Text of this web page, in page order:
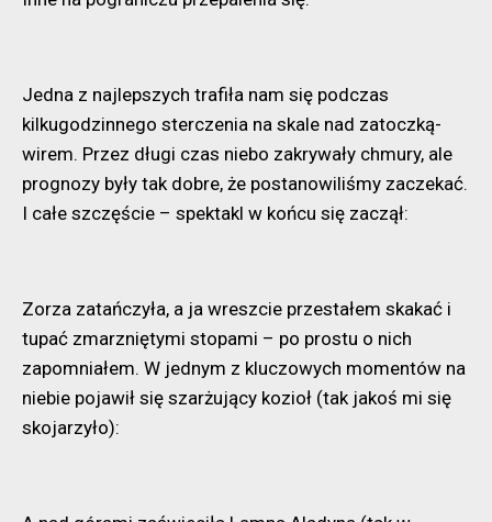
Jedna z najlepszych trafiła nam się podczas
kilkugodzinnego sterczenia na skale nad zatoczką-
wirem. Przez długi czas niebo zakrywały chmury, ale
prognozy były tak dobre, że postanowiliśmy zaczekać.
I całe szczęście – spektakl w końcu się zaczął:
Zorza zatańczyła, a ja wreszcie przestałem skakać i
tupać zmarzniętymi stopami – po prostu o nich
zapomniałem. W jednym z kluczowych momentów na
niebie pojawił się szarżujący kozioł (tak jakoś mi się
skojarzyło):